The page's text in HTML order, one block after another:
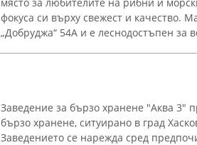
фокуса си върху свежест и качество.
„Добруджа“ 54А и е леснодостъпен за
Заведение за бързо хранене "Аква 3"
бързо хранене, ситуирано в град
Заведението се нарежда сред